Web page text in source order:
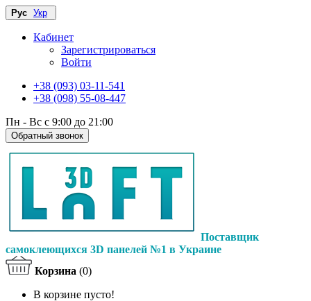
Рус Укр
Кабинет
Зарегистрироваться
Войти
+38 (093) 03-11-541
+38 (098) 55-08-447
Пн - Вс с 9:00 до 21:00
Обратный звонок
Поставщик
самоклеющихся 3D панелей №1 в Украине
Корзина (0)
В корзине пусто!